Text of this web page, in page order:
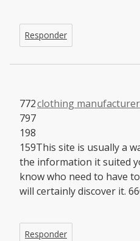
Responder
clothing manufacturer
772
797
198
159This site is usually a
the information it suited
know who need to have
will certainly discover it.
Responder